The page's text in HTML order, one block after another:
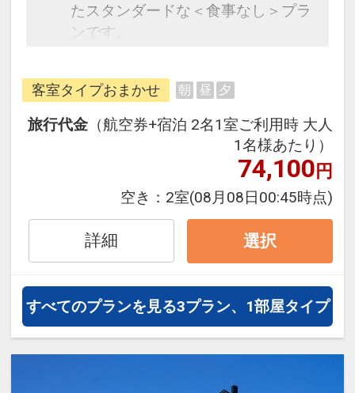
たスタンダードな＜食事なし＞プラ
ンです。
できるダイナミックパッケージだか
ら、一都市滞在はもちろん周遊旅行
にも最適！
旅行期間中の1泊だけの宿泊や延
泊・飛び泊なども自由自在です。
フライトは、安心のJAL（または
JALグループ）確約！フライトマイ
ル50%貯まります。
オプションでレンタカーや現地交
通・体験プランなどの追加（同時予
約）が可能なプランもございます。
～ボイラー不具合についてのお知ら
せ～
客室タイプおまかせ 朝 昼 夕
旅行代金 （航空券+宿泊 2名1室ご利用時 大人
1名様あたり）
74,100円
空き： 2室(08月08日00:45時点)
詳細 選択
すべてのプランを見る3プラン、1部屋タイプ